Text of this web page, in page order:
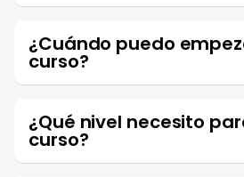
¿Cuándo puedo
curso?
¿Qué nivel necesito
curso?